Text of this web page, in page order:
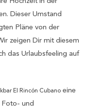
Dieser Umstand
Pläne von der
zeigen Dir mit diesem
das Urlaubsfeeling auf
El Rincón Cubano eine
Foto- und